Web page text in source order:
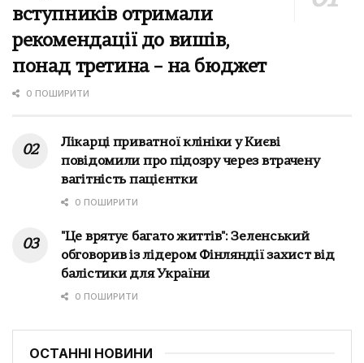
вступників отримали
рекомендації до вишів,
понад третина – на бюджет
0 ПОШИРИТИ
Лікарці приватної клініки у Києві
повідомили про підозру через втрачену
вагітність пацієнтки
0 ПОШИРИТИ
"Це врятує багато життів": Зеленський
обговорив із лідером Фінляндії захист від
балістики для України
0 ПОШИРИТИ
ОСТАННІ НОВИНИ